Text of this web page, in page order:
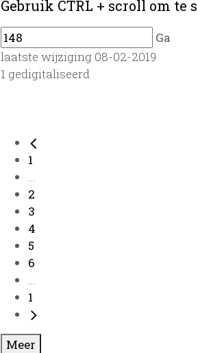
Gebruik CTRL + scroll om te
Ga
laatste wijziging 08-02-2019
1 gedigitaliseerd
1
...
2
3
4
5
6
...
1
Meer